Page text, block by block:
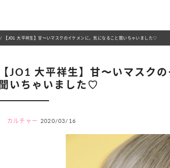
【JO1 大平祥生】甘〜いマスクのイケメンに、気になること聞いちゃいました♡
【JO1 大平祥生】甘〜いマスク
聞いちゃいました♡
カルチャー 2020/03/16